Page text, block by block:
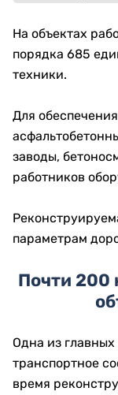
На объектах
порядка 685
техники.
Для
заводы,
работников
параметрам
Почти 200
Одна из
транспортное
время